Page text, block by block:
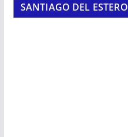
SANTIAGO DEL ESTERO